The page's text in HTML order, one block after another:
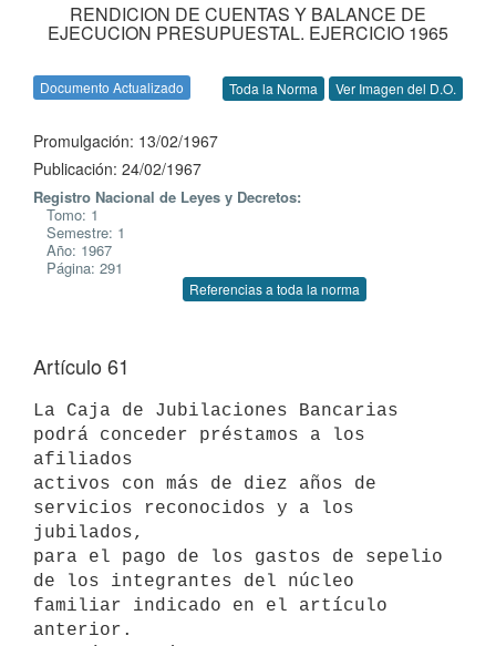
RENDICION DE CUENTAS Y BALANCE DE
EJECUCION PRESUPUESTAL. EJERCICIO 1965
Documento Actualizado Toda la Norma Ver Imagen del D.O.
Promulgación: 13/02/1967
Publicación: 24/02/1967
Registro Nacional de Leyes y Decretos:
Tomo: 1
Semestre: 1
Año: 1967
Página: 291
Referencias a toda la norma
Artículo 61
La Caja de Jubilaciones Bancarias
podrá conceder préstamos a los
afiliados
activos con más de diez años de
servicios reconocidos y a los
jubilados,
para el pago de los gastos de sepelio
de los integrantes del núcleo
familiar indicado en el artículo
anterior.